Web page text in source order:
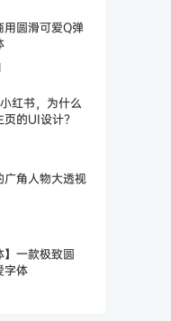
用圆滑可爱Q弹
红书，为什么
的UI设计？
广角人物大透视
】一款极致圆
字体